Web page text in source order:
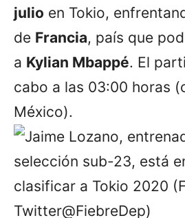
julio en Tokio,
de Francia, país que
a Kylian Mbappé. El
cabo a las 03:00 horas
México).